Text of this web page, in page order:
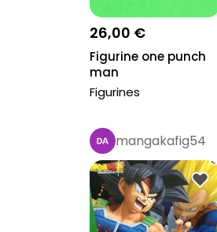
26,00 €
Figurine one punch
man
Figurines
mangakafig54
Pro